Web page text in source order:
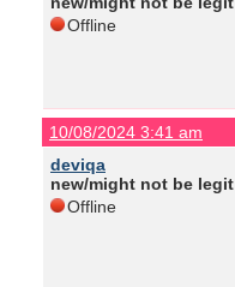
Offline
10/08/2024 3:41 am
deviqa
new/might not be legit
Offline